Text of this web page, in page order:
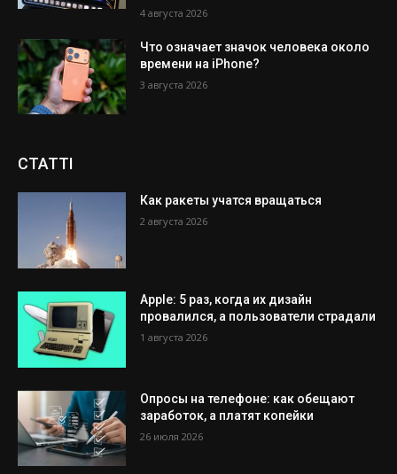
4 августа 2026
Что означает значок человека около
времени на iPhone?
3 августа 2026
СТАТТІ
Как ракеты учатся вращаться
2 августа 2026
Apple: 5 раз, когда их дизайн
провалился, а пользователи страдали
1 августа 2026
Опросы на телефоне: как обещают
заработок, а платят копейки
26 июля 2026